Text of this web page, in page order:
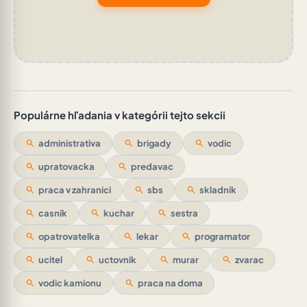
Populárne hľadania v kategórii tejto sekcii
search administrativa search brigady search vodic
search upratovacka search predavac
search praca v zahranici search sbs search skladnik
search casnik search kuchar search sestra
search opatrovatelka search lekar search programator
search ucitel search uctovnik search murar search zvarac
search vodic kamionu search praca na doma